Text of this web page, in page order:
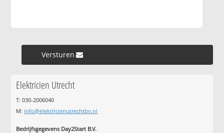
Versturen »
Elektricien Utrecht
T: 030-2006040
M: info@elektricienutrechtbv.nl
Bedrijfsgegevens Day2Start B.V.